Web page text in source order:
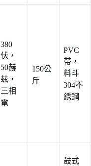
380
伏，
50赫
茲，
三相
電
150公
斤
PVC
帶，
料斗
304不
銹鋼
鼓式